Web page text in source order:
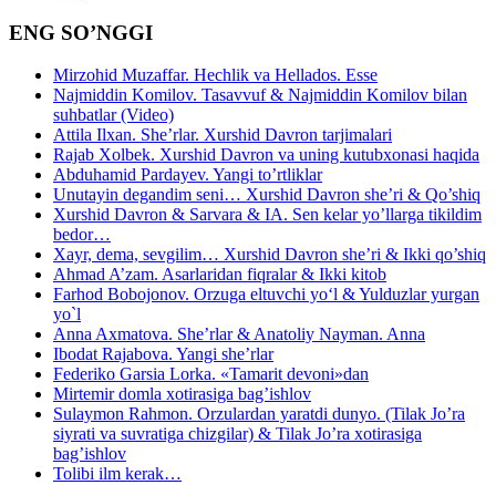
ENG SO’NGGI
Mirzohid Muzaffar. Hechlik va Hellados. Esse
Najmiddin Komilov. Tasavvuf & Najmiddin Komilov bilan
suhbatlar (Video)
Attila Ilxan. She’rlar. Xurshid Davron tarjimalari
Rajab Xolbek. Xurshid Davron va uning kutubxonasi haqida
Abduhamid Pardayev. Yangi to’rtliklar
Unutayin degandim seni… Xurshid Davron she’ri & Qo’shiq
Xurshid Davron & Sarvara & IA. Sen kelar yo’llarga tikildim
bedor…
Xayr, dema, sevgilim… Xurshid Davron she’ri & Ikki qo’shiq
Ahmad A’zam. Asarlaridan fiqralar & Ikki kitob
Farhod Bobojonov. Orzuga eltuvchi yo‘l & Yulduzlar yurgan
yo`l
Anna Axmatova. She’rlar & Anatoliy Nayman. Anna
Ibodat Rajabova. Yangi she’rlar
Federiko Garsia Lorka. «Tamarit devoni»dan
Mirtemir domla xotirasiga bag’ishlov
Sulaymon Rahmon. Orzulardan yaratdi dunyo. (Tilak Jo’ra
siyrati va suvratiga chizgilar) & Tilak Jo’ra xotirasiga
bag’ishlov
Tolibi ilm kerak…